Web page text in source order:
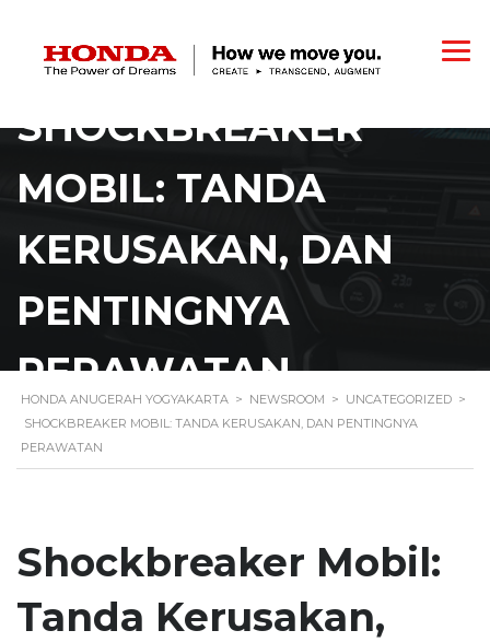
SHOCKBREAKER
MOBIL: TANDA
KERUSAKAN, DAN
PENTINGNYA
PERAWATAN
HONDA ANUGERAH YOGYAKARTA > NEWSROOM > UNCATEGORIZED >
SHOCKBREAKER MOBIL: TANDA KERUSAKAN, DAN PENTINGNYA
PERAWATAN
Shockbreaker Mobil:
Tanda Kerusakan,